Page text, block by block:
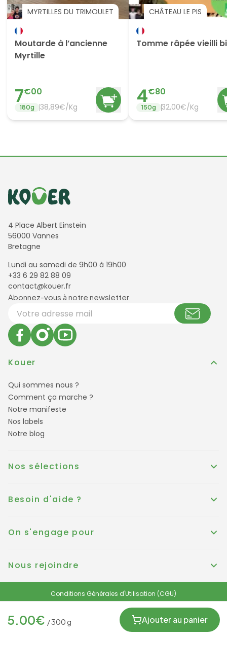
MYRTILLES DU TRIMOULET
Moutarde à l’ancienne
Myrtille
7€00
180g 38,89€/Kg
CHÂTEAU LE PIS
Tomme râpée vieilli
4€80
150g 32,00€/Kg
5.00€ /300 g Ajouter au panier
Informations de contact
4 Place Albert Einstein
56000 Vannes
Bretagne
Lundi au samedi de 9h00 à 19h00
+33 6 29 82 88 09
contact@kouer.fr
Newsletter et réseaux sociaux
Abonnez-vous à notre newsletter
Votre adresse email
Kouer
Qui sommes nous ?
Comment ça marche ?
Notre manifeste
Nos labels
Notre blog
Nos sélections
Besoin d'aide ?
On s'engage pour
Nous rejoindre
Conditions Générales d'Utilisation (CGU)
Politique de CookiesMentions légales
Protection des données personnelles et RGPD
© KOUER France 2025